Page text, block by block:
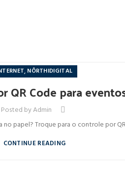
, NÔRTHIDIGITAL
QR Code para
Posted byAdmin
no papel? Troque para o controle por
CONTINUE READING